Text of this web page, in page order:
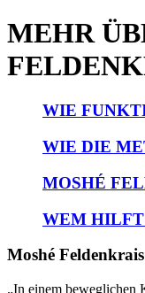
MEHR
WIE
WIE DIE
MOSHÉ
WEM
Moshé Feldenkrais
„In einem beweglichen